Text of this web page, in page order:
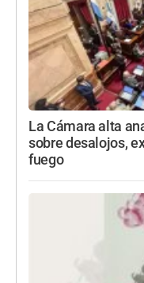
La Cámara alta
sobre desalojos,
fuego